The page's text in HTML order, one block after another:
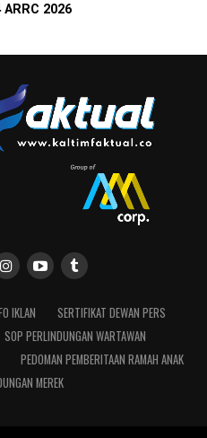
2026
IKLAN
SERTIFIKAT DEWAN PERS
SOP PERLINDUNGAN WARTAWAN
PEDOMAN PEMBERITAAN RAMAH ANAK
MEREK